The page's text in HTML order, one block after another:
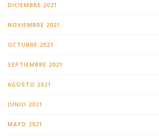
DICIEMBRE 2021
NOVIEMBRE 2021
OCTUBRE 2021
SEPTIEMBRE 2021
AGOSTO 2021
JUNIO 2021
MAYO 2021